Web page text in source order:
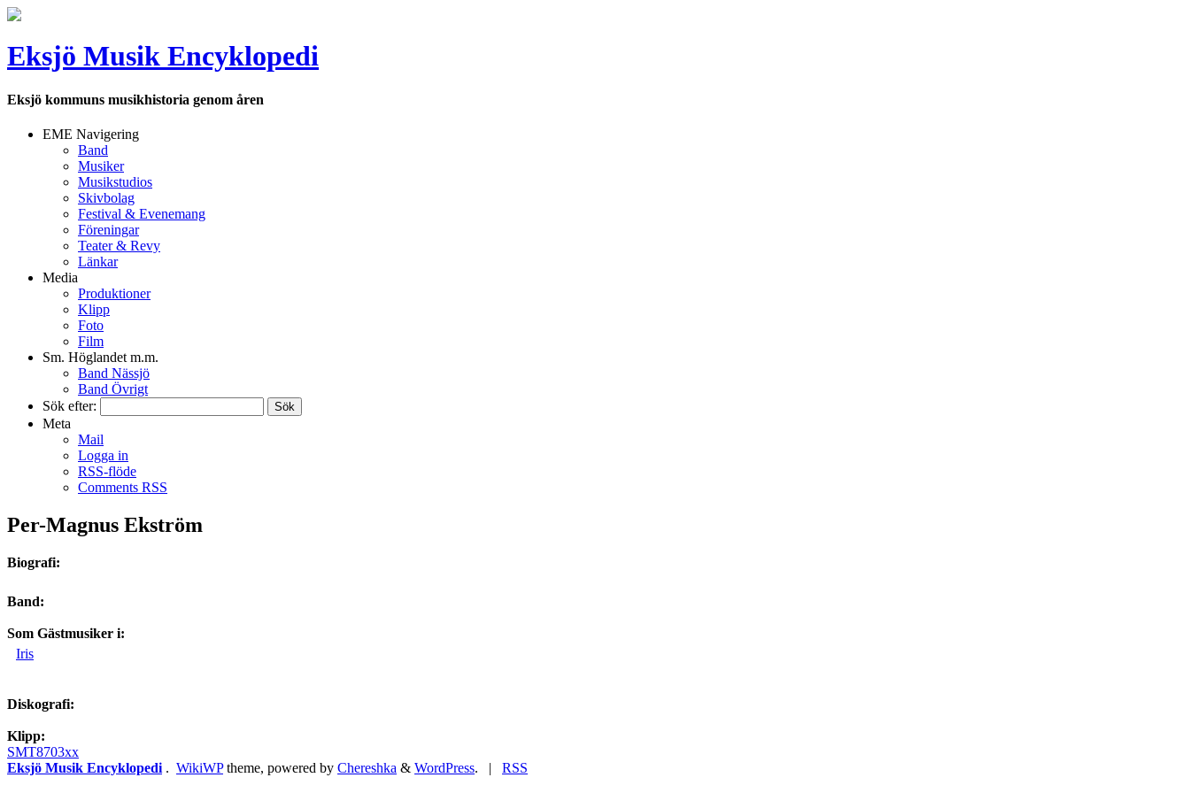
Eksjö Musik Encyklopedi
Eksjö kommuns musikhistoria genom åren
EME Navigering
Band
Musiker
Musikstudios
Skivbolag
Festival & Evenemang
Föreningar
Teater & Revy
Länkar
Media
Produktioner
Klipp
Foto
Film
Sm. Höglandet m.m.
Band Nässjö
Band Övrigt
Sök efter:
Meta
Mail
Logga in
RSS-flöde
Comments RSS
Per-Magnus Ekström
Biografi:
Band:
Som Gästmusiker i:
Iris
Diskografi:
Klipp:
SMT8703xx
Eksjö Musik Encyklopedi . WikiWPtheme, powered by Chereshka & WordPress. | RSS